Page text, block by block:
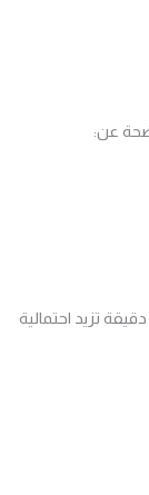
عن:
تزيد احتمالية